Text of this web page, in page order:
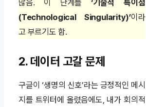
많음. 이 단계를‘기술적 특이점
(Technological Singularity)’이라
고 부르기도 함.
2. 데이터 고갈 문제
구글이 ‘생명의 신호’라는 긍정적인 메시
지를 트위터에 올렸음에도, 내가 회의적